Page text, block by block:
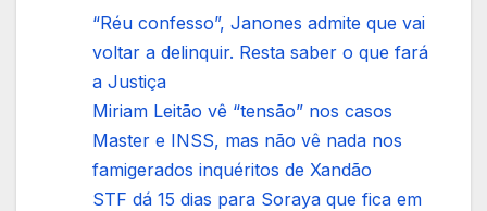
“Réu confesso”, Janones admite que vai
voltar a delinquir. Resta saber o que fará
a Justiça
Miriam Leitão vê “tensão” nos casos
Master e INSS, mas não vê nada nos
famigerados inquéritos de Xandão
STF dá 15 dias para Soraya que fica em